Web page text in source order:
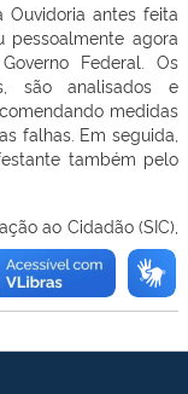
antes feita
pessoalmente agora
Federal. Os
são analisados e
medidas
falhas. Em seguida,
também pelo
ao Cidadão (SIC),